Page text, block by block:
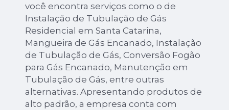
você encontra serviços como o de
Instalação de Tubulação de Gás
Residencial em Santa Catarina,
Mangueira de Gás Encanado, Instalação
de Tubulação de Gás, Conversão Fogão
para Gás Encanado, Manutenção em
Tubulação de Gás, entre outras
alternativas. Apresentando produtos de
alto padrão, a empresa conta com